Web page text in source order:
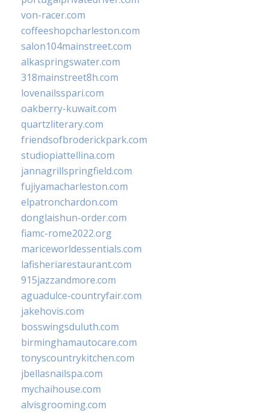
von-racer.com
coffeeshopcharleston.com
salon104mainstreet.com
alkaspringswater.com
318mainstreet8h.com
lovenailsspari.com
oakberry-kuwait.com
quartzliterary.com
friendsofbroderickpark.com
studiopiattellina.com
jannagrillspringfield.com
fujiyamacharleston.com
elpatronchardon.com
donglaishun-order.com
fiamc-rome2022.org
mariceworldessentials.com
lafisheriarestaurant.com
915jazzandmore.com
aguadulce-countryfair.com
jakehovis.com
bosswingsduluth.com
birminghamautocare.com
tonyscountrykitchen.com
jbellasnailspa.com
mychaihouse.com
alvisgrooming.com